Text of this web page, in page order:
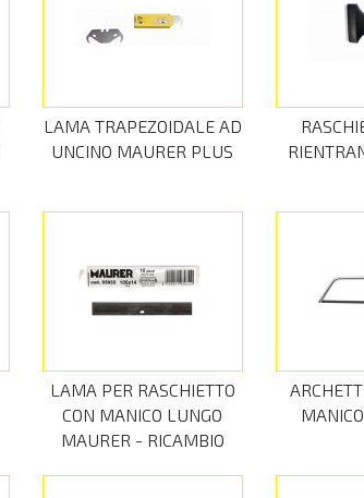
LAMA TRAPEZOIDALE AD
UNCINO MAURER PLUS
LAMA PER RASCHIETTO
CON MANICO LUNGO
MAURER - RICAMBIO